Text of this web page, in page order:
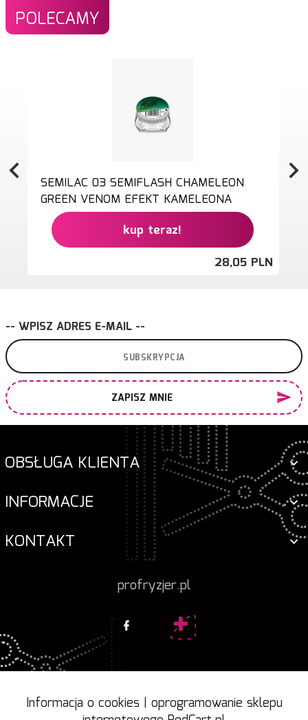
POLECAMY
SEMILAC 03 SEMIFLASH CHAMELEON
GREEN VENOM EFEKT KAMELEONA
kup teraz!
28,05 PLN
-- WPISZ ADRES E-MAIL --
ZAPISZ MNIE
OBSŁUGA KLIENTA
INFORMACJE
KONTAKT
profryzjer.pl
Informacja o cookies | oprogramowanie sklepu